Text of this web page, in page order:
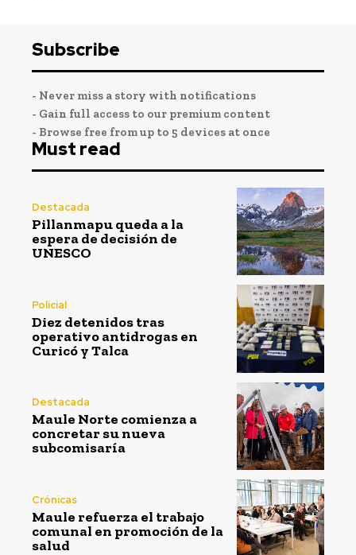
Subscribe
- Never miss a story with notifications
- Gain full access to our premium content
- Browse free from up to 5 devices at once
Must read
Destacada
Pillanmapu queda a la
espera de decisión de
UNESCO
Policial
Diez detenidos tras
operativo antidrogas en
Curicó y Talca
Destacada
Maule Norte comienza a
concretar su nueva
subcomisaría
Crónicas
Maule refuerza el trabajo
comunal en promoción de la
salud